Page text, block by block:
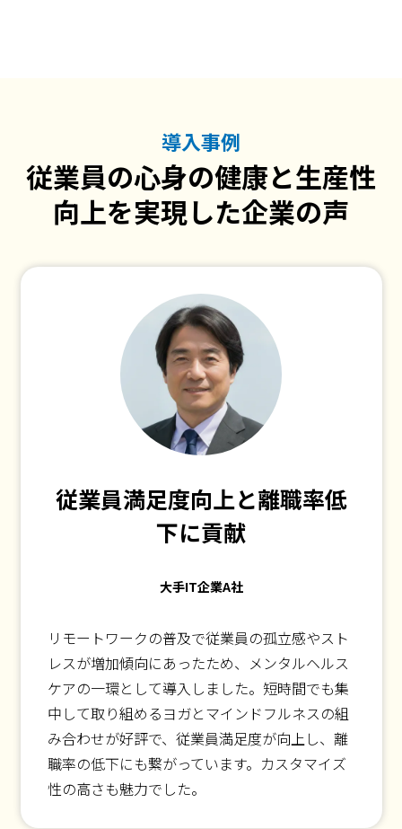
導入事例
従業員の心身の健康と生産性
向上を実現した企業の声
従業員満足度向上と離職率低
下に貢献
大手IT企業A社
リモートワークの普及で従業員の孤立感やスト
レスが増加傾向にあったため、メンタルヘルス
ケアの一環として導入しました。短時間でも集
中して取り組めるヨガとマインドフルネスの組
み合わせが好評で、従業員満足度が向上し、離
職率の低下にも繋がっています。カスタマイズ
性の高さも魅力でした。